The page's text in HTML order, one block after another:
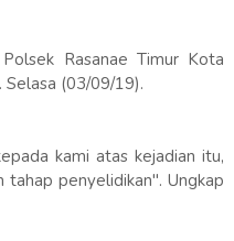
Rasanae Timur Kota
(03/09/19).
kami atas kejadian itu,
tahap penyelidikan". Ungkap